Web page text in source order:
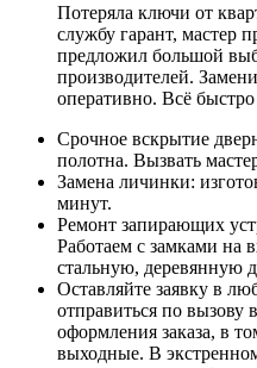
Потеряла ключи от
службу гарант, мастер
предложил большой
производителей.
оперативно. Всё
Срочное вскрытие
полотна. Вызвать
Замена личинки:
минут.
Ремонт запирающих
Работаем с замками на
стальную, деревянную
Оставляйте заявку в
отправиться по вызову
оформления заказа, в
выходные. В